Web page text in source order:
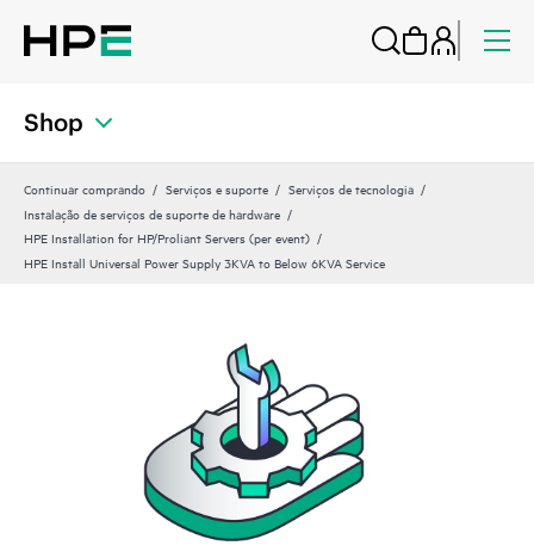
Shop
Continuar comprando Serviços e suporte
Serviços de tecnologia
Instalação de serviços de suporte de hardware
HPE Installation for HP/Proliant Servers (per event)
HPE Install Universal Power Supply 3KVA to Below 6KVA Service